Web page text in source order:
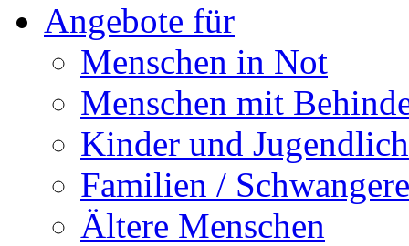
Angebote für
Menschen in Not
Menschen mit
Kinder und
Familien / Schwangere
Ältere Menschen